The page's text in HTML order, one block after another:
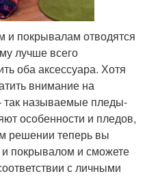
и покрывалам отводятся
лучше всего
оба аксессуара. Хотя
внимание на
так называемые пледы-
особенности и пледов,
решении теперь вы
покрывалом и сможете
с личными